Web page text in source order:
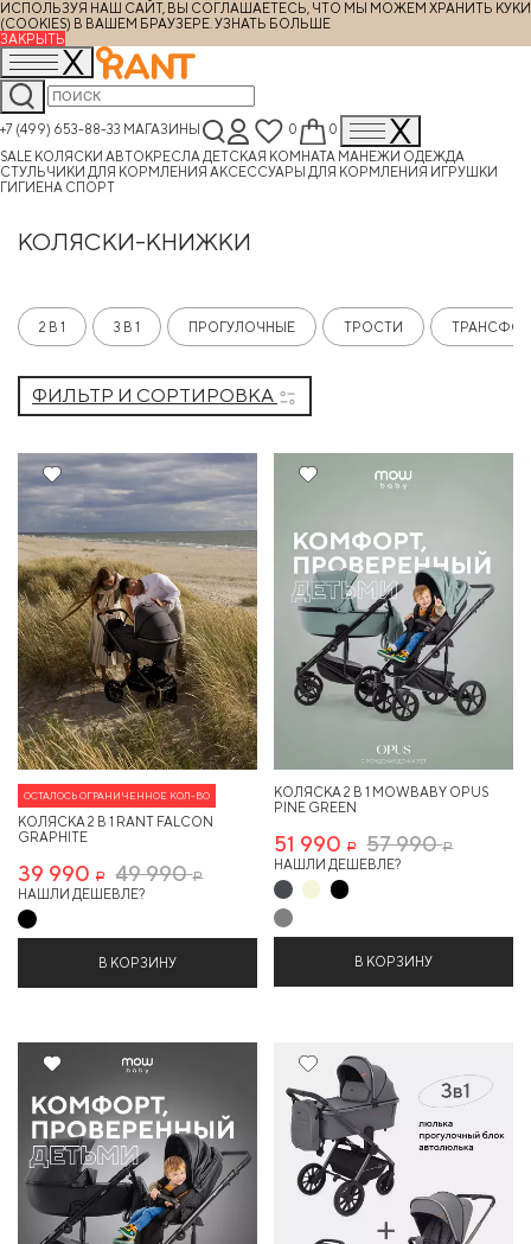
ИСПОЛЬЗУЯ НАШ САЙТ, ВЫ СОГЛАШАЕТЕСЬ, ЧТО МЫ МОЖЕМ ХРАНИТЬ КУКИ
(COOKIES) В ВАШЕМ БРАУЗЕРЕ. УЗНАТЬ БОЛЬШЕ
ЗАКРЫТЬ
+7 (499) 653-88-33 МАГАЗИНЫ 0
0
SALE КОЛЯСКИ АВТОКРЕСЛА ДЕТСКАЯ КОМНАТА МАНЕЖИ ОДЕЖДА
СТУЛЬЧИКИ ДЛЯ КОРМЛЕНИЯ АКСЕССУАРЫ ДЛЯ КОРМЛЕНИЯ ИГРУШКИ
ГИГИЕНА СПОРТ
КОЛЯСКИ-КНИЖКИ
2 В 1 3 В 1 ПРОГУЛОЧНЫЕ ТРОСТИ
ФИЛЬТР И СОРТИРОВКА
20% Хит
ОСТАЛОСЬ ОГРАНИЧЕННОЕ КОЛ-ВО
КОЛЯСКА 2 В 1 RANT FALCON
GRAPHITE
39 990 Р 49 990Р
НАШЛИ ДЕШЕВЛЕ?
В КОРЗИНУ
10%
КОЛЯСКА 2 В 1 MOWBABY OPUS
PINE GREEN
51 990 Р 57 990Р
НАШЛИ ДЕШЕВЛЕ?
В КОРЗИНУ
10% 20% Хит